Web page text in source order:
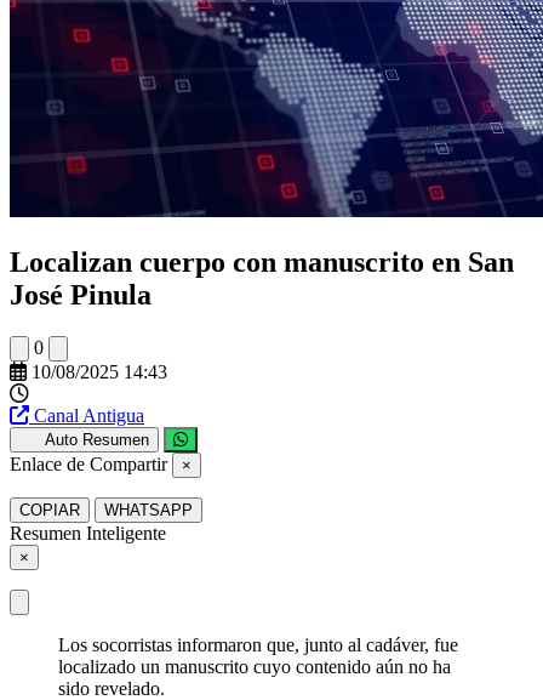
Localizan cuerpo con manuscrito en San
José Pinula
0
10/08/2025 14:43
Canal Antigua
Auto Resumen
Enlace de Compartir ×
COPIAR WHATSAPP
Resumen Inteligente
×
Los socorristas informaron que, junto al cadáver, fue
localizado un manuscrito cuyo contenido aún no ha
sido revelado.